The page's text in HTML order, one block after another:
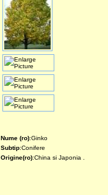
Nume (ro):Ginko
Subtip:Conifere
Origine(ro):China si Japonia .